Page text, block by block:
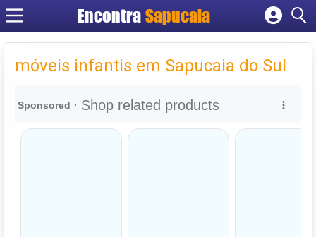
Encontra
Cadastrar empresa
Criar conta
móveis infantis em Sapucaia do Sul